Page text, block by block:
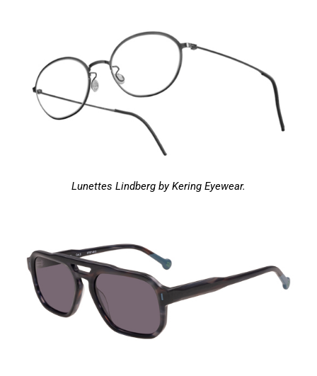
Lunettes Lindberg by Kering Eyewear.